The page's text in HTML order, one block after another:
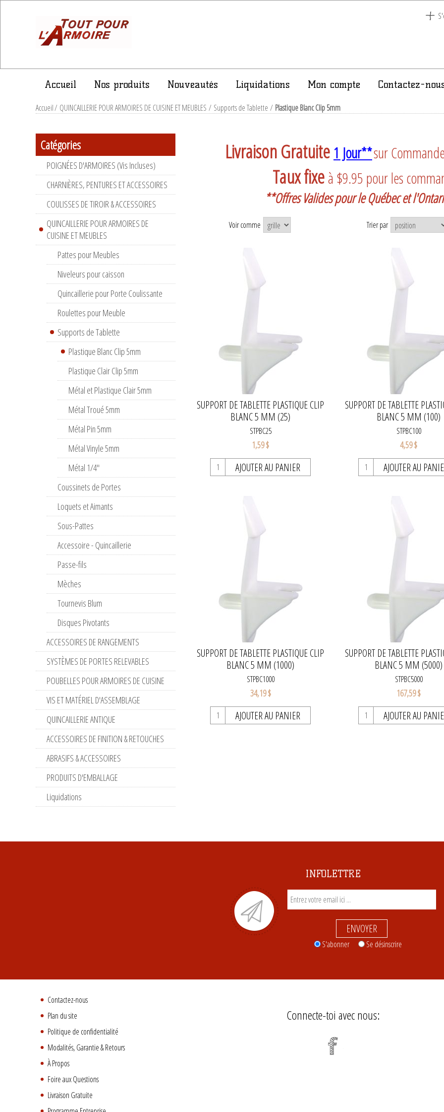
Accueil Nos produits Nouveautés Liquidations Mon compte Contactez-
Accueil/ QUINCAILLERIE POUR ARMOIRES DE CUISINE ET MEUBLES / Supports de Tablette / Plastique Blanc Clip 5mm
Livraison Gratuite 1 Jour**sur
Taux fixeà $9.95 pour les
**Offres Valides pour le Québec et
Voir comme Trier par
SUPPORT DE TABLETTE PLASTIQUE CLIP
BLANC 5 MM (25)
STPBC25
1,59 $
AJOUTER AU PANIER
SUPPORT DE TABLETTE
BLANC 5 MM (100)
STPBC100
4,59 $
AJOUTER AU
SUPPORT DE TABLETTE PLASTIQUE CLIP
BLANC 5 MM (1000)
STPBC1000
34,19 $
AJOUTER AU PANIER
SUPPORT DE TABLETTE
BLANC 5 MM (5000)
STPBC5000
167,59 $
AJOUTER AU
Catégories
POIGNÉES D'ARMOIRES (Vis Incluses)
CHARNIÈRES, PENTURES ET ACCESSOIRES
COULISSES DE TIROIR & ACCESSOIRES
QUINCAILLERIE POUR ARMOIRES DE
CUISINE ET MEUBLES
Pattes pour Meubles
Niveleurs pour caisson
Quincaillerie pour Porte Coulissante
Roulettes pour Meuble
Supports de Tablette
Plastique Blanc Clip 5mm
Plastique Clair Clip 5mm
Métal et Plastique Clair 5mm
Métal Troué 5mm
Métal Pin 5mm
Métal Vinyle 5mm
Métal 1/4''
Coussinets de Portes
Loquets et Aimants
Sous-Pattes
Accessoire - Quincaillerie
Passe-fils
Mèches
Tournevis Blum
Disques Pivotants
ACCESSOIRES DE RANGEMENTS
SYSTÈMES DE PORTES RELEVABLES
POUBELLES POUR ARMOIRES DE CUISINE
VIS ET MATÉRIEL D'ASSEMBLAGE
QUINCAILLERIE ANTIQUE
ACCESSOIRES DE FINITION & RETOUCHES
ABRASIFS & ACCESSOIRES
PRODUITS D'EMBALLAGE
Liquidations
INFOLETTRE
ENVOYER
S'abonner Se désinscrire
Contactez-nous
Plan du site
Politique de confidentialité
Modalités, Garantie & Retours
À Propos
Foire aux Questions
Livraison Gratuite
Connecte-toi avec nous: